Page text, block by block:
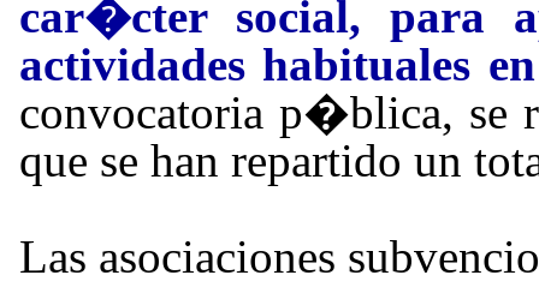
car�cter social, para
actividades habituales
convocatoria p�blica, se
que se han repartido un
Las asociaciones